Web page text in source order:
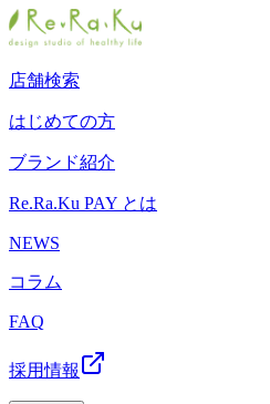
店舗検索
はじめての方
ブランド紹介
Re.Ra.Ku PAY とは
NEWS
コラム
FAQ
採用情報